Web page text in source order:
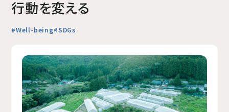
行動を変える
#Well-being#SDGs